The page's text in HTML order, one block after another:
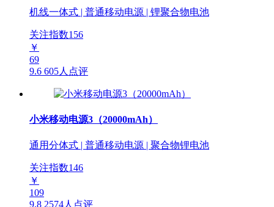
机线一体式 | 普通移动电源 | 锂聚合物电池
关注指数156
￥
69
9.6 605人点评
小米移动电源3（20000mAh）
通用分体式 | 普通移动电源 | 聚合物锂电池
关注指数146
￥
109
9.8 2574人点评